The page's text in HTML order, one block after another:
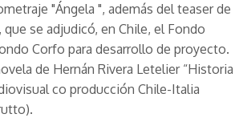
"Ángela ", además del teaser de
se adjudicó, en Chile, el Fondo
Corfo para desarrollo de proyecto.
de Hernán Rivera Letelier “Historia
co producción Chile-Italia